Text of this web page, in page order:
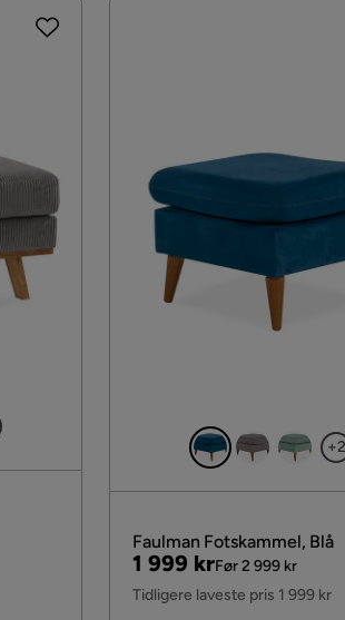
+2
Faulman Fotskammel, Blå
Pris
1 999 kr
Original
Pris
Før 2 999 kr
Tidligere laveste pris 1 999 kr